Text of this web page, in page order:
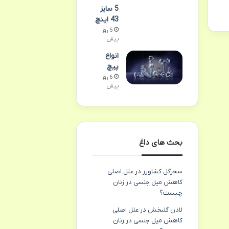
5 سایز
43 اینچ
5 روز
پیش
انواع
پیچ
6 روز
پیش
بحث های داغ
سحرگل کشاورز در علل اصلی
کاهش میل جنسی در زنان
چیست؟
لادن گلبخش در علل اصلی
کاهش میل جنسی در زنان